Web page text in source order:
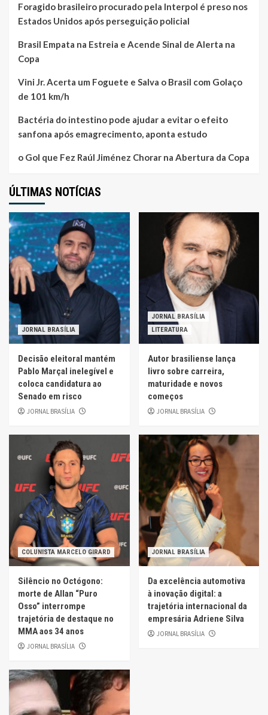
Foragido brasileiro procurado pela Interpol é preso nos
Estados Unidos após perseguição policial
Brasil Empata na Estreia e Acende Sinal de Alerta na
Copa
Vini Jr. Acerta um Foguete e Salva o Brasil com Golaço
de 101 km/h
Bactéria do intestino pode ajudar a evitar o efeito
sanfona após emagrecimento, aponta estudo
o Gol que Fez Raúl Jiménez Chorar na Abertura da Copa
ÚLTIMAS NOTÍCIAS
JORNAL BRASÍLIA
Decisão eleitoral mantém
Pablo Marçal inelegível e
coloca candidatura ao
Senado em risco
JORNAL BRASÍLIA
JORNAL BRASÍLIA
LITERATURA
Autor brasiliense lança
livro sobre carreira,
maturidade e novos
começos
JORNAL BRASÍLIA
COLUNISTA MARCELO GIRARD
Silêncio no Octógono:
morte de Allan “Puro
Osso” interrompe
trajetória de destaque no
MMA aos 34 anos
JORNAL BRASÍLIA
JORNAL BRASÍLIA
Da excelência automotiva
à inovação digital: a
trajetória internacional da
empresária Adriene Silva
JORNAL BRASÍLIA